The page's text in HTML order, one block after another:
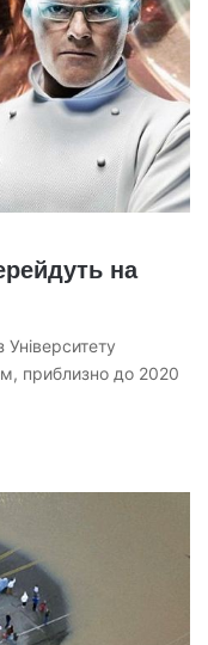
на
Університету
приблизно до 2020